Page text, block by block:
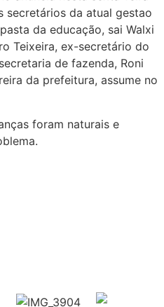
secretários da atual gestao
da educação, sai Walxi
Teixeira, ex-secretário do
de fazenda, Roni
da prefeitura, assume no
foram naturais e